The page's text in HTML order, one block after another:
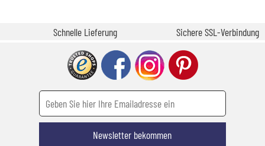
Schnelle Lieferung Sichere SSL-Verbindung
Newsletter bekommen